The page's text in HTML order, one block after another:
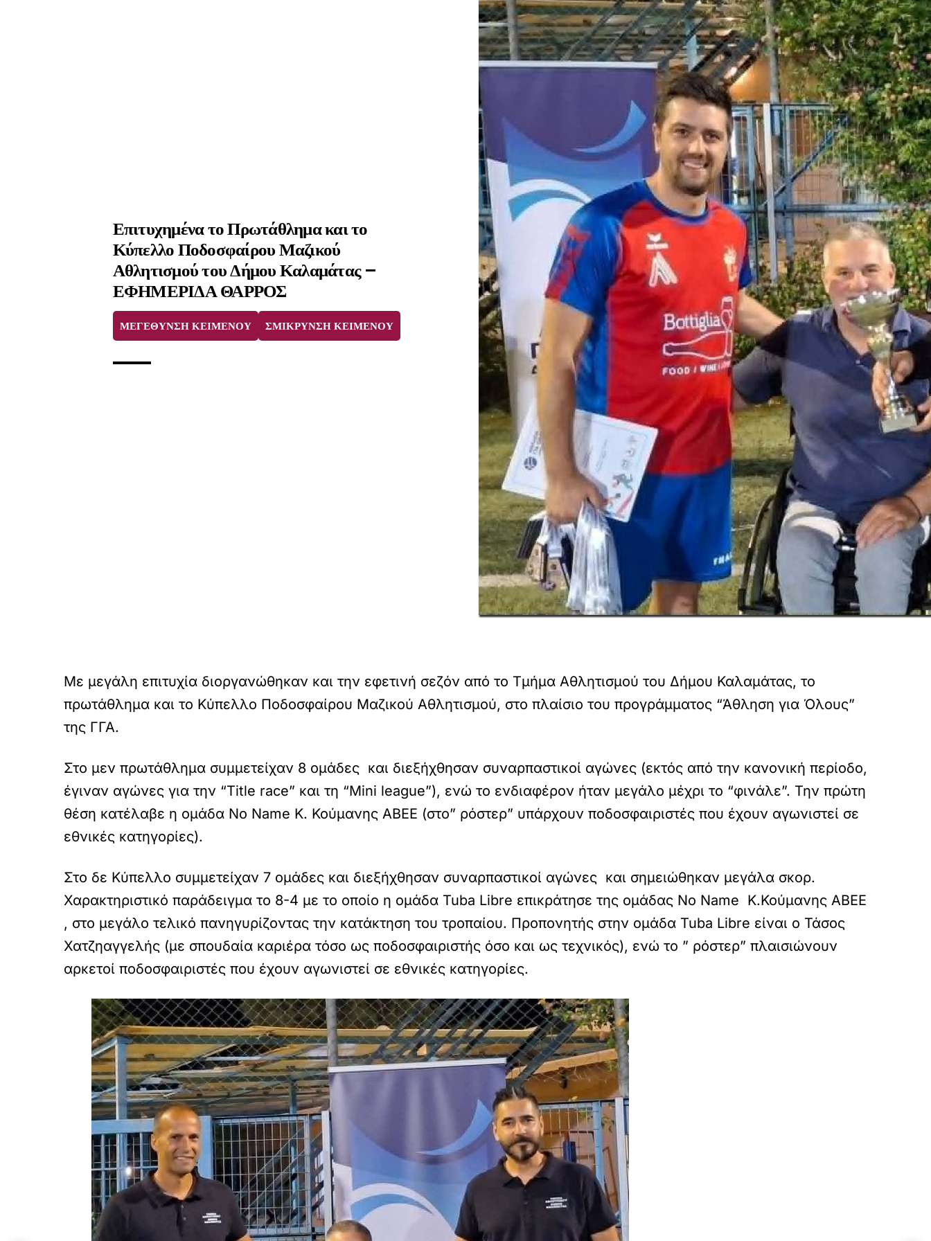
Επιτυχημένα το Πρωτάθλημα και το
Κύπελλο Ποδοσφαίρου Μαζικού
Αθλητισμού του Δήμου Καλαμάτας –
ΕΦΗΜΕΡΙΔΑ ΘΑΡΡΟΣ
ΜΕΓΕΘΥΝΣΗ ΚΕΙΜΕΝΟΥ ΣΜΙΚΡΥΝΣΗ ΚΕΙΜΕΝΟΥ
Με μεγάλη επιτυχία διοργανώθηκαν και την εφετινή σεζόν από το Τμήμα Αθλητισμού του Δήμου Καλαμάτας, το
πρωτάθλημα και το Κύπελλο Ποδοσφαίρου Μαζικού Αθλητισμού, στο πλαίσιο του προγράμματος “Άθληση για Όλους”
της ΓΓΑ.
Στο μεν πρωτάθλημα συμμετείχαν 8 ομάδες και διεξήχθησαν συναρπαστικοί αγώνες (εκτός από την κανονική περίοδο,
έγιναν αγώνες για την “Title race” και τη “Mini league”), ενώ το ενδιαφέρον ήταν μεγάλο μέχρι το “φινάλε”. Την πρώτη
θέση κατέλαβε η ομάδα No Name K. Κούμανης ΑΒΕΕ (στο” ρόστερ” υπάρχουν ποδοσφαιριστές που έχουν αγωνιστεί σε
εθνικές κατηγορίες).
Στο δε Κύπελλο συμμετείχαν 7 ομάδες και διεξήχθησαν συναρπαστικοί αγώνες και σημειώθηκαν μεγάλα σκορ.
Χαρακτηριστικό παράδειγμα το 8-4 με το οποίο η ομάδα Tuba Libre επικράτησε της ομάδας No Name Κ.Κούμανης ΑΒΕΕ
, στο μεγάλο τελικό πανηγυρίζοντας την κατάκτηση του τροπαίου. Προπονητής στην ομάδα Tuba Libre είναι ο Τάσος
Χατζηαγγελής (με σπουδαία καριέρα τόσο ως ποδοσφαιριστής όσο και ως τεχνικός), ενώ το ” ρόστερ” πλαισιώνουν
αρκετοί ποδοσφαιριστές που έχουν αγωνιστεί σε εθνικές κατηγορίες.